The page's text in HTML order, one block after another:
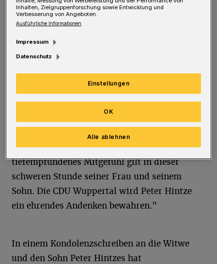
hatte er stets die Anliegen seines Wuppertaler
Wahlkreises fest im Blick. Ob ICE-Halt in
Universität und jüngst die umfangreiche
Förderung des Tanztheaters Pina Bausch -
Wuppertal konnte sich immer auf Peter Hintze
verlassen."
Politiker, der stets Durchsetzungskraft mit
menschlichem Anstand verband. Unser
tiefempfundenes Mitgefühl gilt in dieser
schweren Stunde seiner Frau und seinem
Sohn. Die CDU Wuppertal wird Peter Hintze
ein ehrendes Andenken bewahren."
In einem Kondolenzschreiben an die Witwe
und den Sohn Peter Hintzes hat
Inhalten, Zielgruppenforschung sowie Entwicklung und
Verbesserung von Angeboten.
Ausführliche Informationen
Impressum
Datenschutz
Einstellungen
Alle ablehnen
OK